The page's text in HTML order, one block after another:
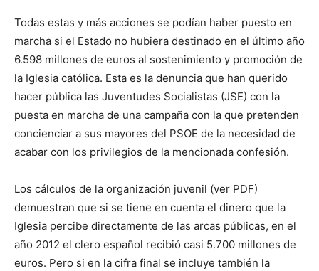
Todas estas y más acciones se podían haber puesto en
marcha si el Estado no hubiera destinado en el último año
6.598 millones de euros al sostenimiento y promoción de
la Iglesia católica. Esta es la denuncia que han querido
hacer pública las Juventudes Socialistas (JSE) con la
puesta en marcha de una campaña con la que pretenden
concienciar a sus mayores del PSOE de la necesidad de
acabar con los privilegios de la mencionada confesión.
Los cálculos de la organización juvenil (ver PDF)
demuestran que si se tiene en cuenta el dinero que la
Iglesia percibe directamente de las arcas públicas, en el
año 2012 el clero español recibió casi 5.700 millones de
euros. Pero si en la cifra final se incluye también la